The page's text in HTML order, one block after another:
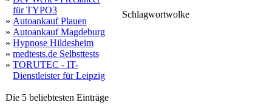
für TYPO3
» Autoankauf Plauen
» Autoankauf Magdeburg
» Hypnose Hildesheim
» medtests.de Selbsttests
» TORUTEC - IT-
Dienstleister für Leipzig
Die 5 beliebtesten Einträge
Schlagwortwolke
rechnung
etwas